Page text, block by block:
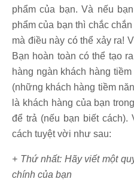
phẩm của bạn. Và nếu
phẩm của bạn thì chắc
mà điều này có thể xảy ra!
Bạn hoàn toàn có thể tạo
hàng ngàn khách hàng
(những khách hàng tiềm
là khách hàng của bạn
để trả (nếu bạn biết cách).
cách tuyệt vời như sau:
+ Thứ nhất: Hãy viết một
chính của bạn